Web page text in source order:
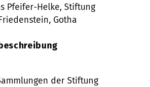
Pfeifer-Helke, Stiftung
Gotha
der Stiftung